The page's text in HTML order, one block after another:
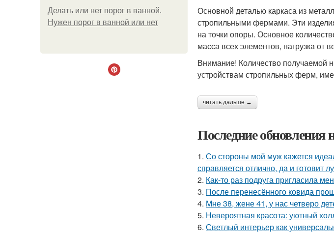
Делать или нет порог в ванной.
Нужен порог в ванной или нет
Основной деталью каркаса из
стропильными фермами. Эти
на точки опоры. Основное
масса всех элементов, нагрузка от
Внимание! Количество получаемой
устройствам стропильных ферм,
читать дальше →
Последние обновления
1. Со стороны мой муж кажется
справляется отлично, да и готовит
2. Как-то раз подруга пригласила
3. После перенесённого ковида
4. Мне 38, жене 41, у нас четверо
5. Невероятная красота: уютный
6. Светлый интерьер как